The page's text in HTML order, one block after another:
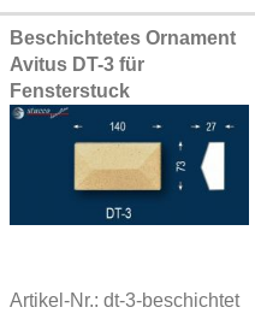
Beschichtetes Ornament
Avitus DT-3 für
Fensterstuck
Artikel-Nr.: dt-3-beschichtet